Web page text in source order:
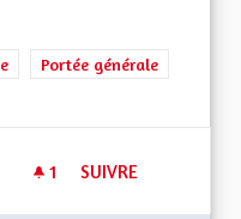
externe)
Portée générale
1 1 ABONNÉ
SUIVRE